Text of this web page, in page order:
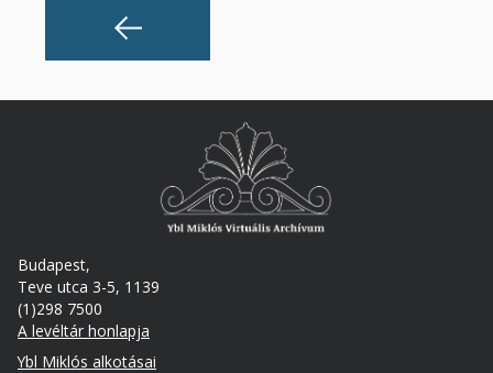
Budapest,
Teve utca 3-5, 1139
(1)298 7500
A levéltár honlapja
Footer
Ybl Miklós alkotásai